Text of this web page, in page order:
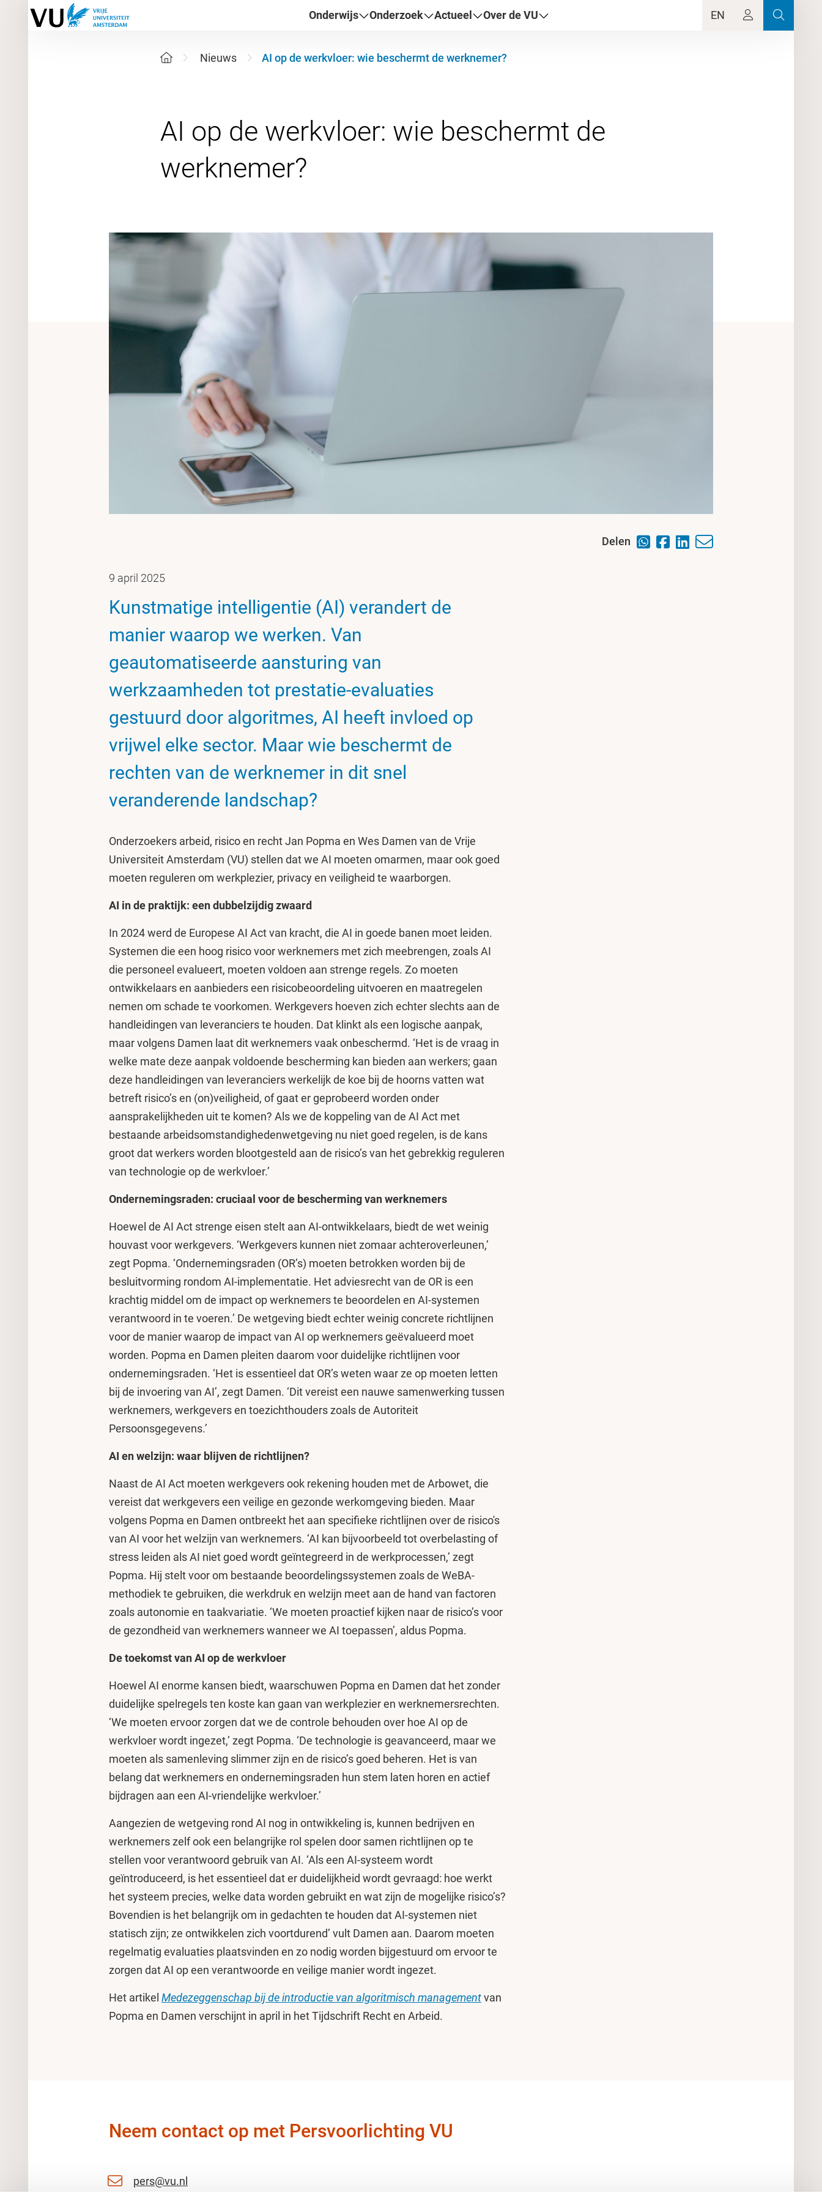
Onderwijs Onderzoek Actueel Over de VU EN
Nieuws AI op de werkvloer: wie beschermt de werknemer?
AI op de werkvloer: wie beschermt de
Delen
9 april 2025
Kunstmatige intelligentie (AI) verandert de
manier waarop we werken. Van
geautomatiseerde aansturing van
werkzaamheden tot prestatie-evaluaties
gestuurd door algoritmes, AI heeft invloed op
vrijwel elke sector. Maar wie beschermt de
rechten van de werknemer in dit snel
veranderende landschap?
Onderzoekers arbeid, risico en recht Jan Popma en Wes Damen van de Vrije
Universiteit Amsterdam (VU) stellen dat we AI moeten omarmen, maar ook goed
moeten reguleren om werkplezier, privacy en veiligheid te waarborgen.
AI in de praktijk: een dubbelzijdig zwaard
In 2024 werd de Europese AI Act van kracht, die AI in goede banen moet leiden.
Systemen die een hoog risico voor werknemers met zich meebrengen, zoals AI
die personeel evalueert, moeten voldoen aan strenge regels. Zo moeten
ontwikkelaars en aanbieders een risicobeoordeling uitvoeren en maatregelen
nemen om schade te voorkomen. Werkgevers hoeven zich echter slechts aan de
handleidingen van leveranciers te houden. Dat klinkt als een logische aanpak,
maar volgens Damen laat dit werknemers vaak onbeschermd. ‘Het is de vraag in
welke mate deze aanpak voldoende bescherming kan bieden aan werkers; gaan
deze handleidingen van leveranciers werkelijk de koe bij de hoorns vatten wat
betreft risico’s en (on)veiligheid, of gaat er geprobeerd worden onder
aansprakelijkheden uit te komen? Als we de koppeling van de AI Act met
bestaande arbeidsomstandighedenwetgeving nu niet goed regelen, is de kans
groot dat werkers worden blootgesteld aan de risico’s van het gebrekkig reguleren
van technologie op de werkvloer.’
Ondernemingsraden: cruciaal voor de bescherming van werknemers
Hoewel de AI Act strenge eisen stelt aan AI-ontwikkelaars, biedt de wet weinig
houvast voor werkgevers. ‘Werkgevers kunnen niet zomaar achteroverleunen,’
zegt Popma. ‘Ondernemingsraden (OR’s) moeten betrokken worden bij de
besluitvorming rondom AI-implementatie. Het adviesrecht van de OR is een
krachtig middel om de impact op werknemers te beoordelen en AI-systemen
verantwoord in te voeren.’ De wetgeving biedt echter weinig concrete richtlijnen
voor de manier waarop de impact van AI op werknemers geëvalueerd moet
worden. Popma en Damen pleiten daarom voor duidelijke richtlijnen voor
ondernemingsraden. ‘Het is essentieel dat OR’s weten waar ze op moeten letten
bij de invoering van AI’, zegt Damen. ‘Dit vereist een nauwe samenwerking tussen
werknemers, werkgevers en toezichthouders zoals de Autoriteit
Persoonsgegevens.’
AI en welzijn: waar blijven de richtlijnen?
Naast de AI Act moeten werkgevers ook rekening houden met de Arbowet, die
vereist dat werkgevers een veilige en gezonde werkomgeving bieden. Maar
volgens Popma en Damen ontbreekt het aan specifieke richtlijnen over de risico's
van AI voor het welzijn van werknemers. ‘AI kan bijvoorbeeld tot overbelasting of
stress leiden als AI niet goed wordt geïntegreerd in de werkprocessen,’ zegt
Popma. Hij stelt voor om bestaande beoordelingssystemen zoals de WeBA-
methodiek te gebruiken, die werkdruk en welzijn meet aan de hand van factoren
zoals autonomie en taakvariatie. ‘We moeten proactief kijken naar de risico’s voor
de gezondheid van werknemers wanneer we AI toepassen’, aldus Popma.
De toekomst van AI op de werkvloer
Hoewel AI enorme kansen biedt, waarschuwen Popma en Damen dat het zonder
duidelijke spelregels ten koste kan gaan van werkplezier en werknemersrechten.
‘We moeten ervoor zorgen dat we de controle behouden over hoe AI op de
werkvloer wordt ingezet,’ zegt Popma. ‘De technologie is geavanceerd, maar we
moeten als samenleving slimmer zijn en de risico’s goed beheren. Het is van
belang dat werknemers en ondernemingsraden hun stem laten horen en actief
bijdragen aan een AI-vriendelijke werkvloer.’
Aangezien de wetgeving rond AI nog in ontwikkeling is, kunnen bedrijven en
werknemers zelf ook een belangrijke rol spelen door samen richtlijnen op te
stellen voor verantwoord gebruik van AI. ‘Als een AI-systeem wordt
geïntroduceerd, is het essentieel dat er duidelijkheid wordt gevraagd: hoe werkt
het systeem precies, welke data worden gebruikt en wat zijn de mogelijke risico’s?
Bovendien is het belangrijk om in gedachten te houden dat AI-systemen niet
statisch zijn; ze ontwikkelen zich voortdurend’ vult Damen aan. Daarom moeten
regelmatig evaluaties plaatsvinden en zo nodig worden bijgestuurd om ervoor te
zorgen dat AI op een verantwoorde en veilige manier wordt ingezet.
Het artikel Medezeggenschap bij de introductie van algoritmisch managementvan
Popma en Damen verschijnt in april in het Tijdschrift Recht en Arbeid.
Neem contact op met Persvoorlichting VU
pers@vu.nl